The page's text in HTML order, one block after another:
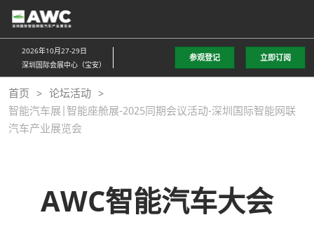
直
接
跳
至
内
容
2026年10月27-29日
深圳国际会展中心（宝安）
参观登记 立即订阅
首页
论坛活动
智能汽车展|智能座舱展-2025同期会议活动-深圳国际智能网联
汽车产业展览会
AWC智能汽车大会